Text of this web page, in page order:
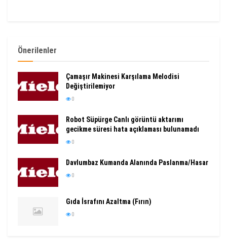
Önerilenler
Çamaşır Makinesi Karşılama Melodisi
Değiştirilemiyor
0
Robot Süpürge Canlı görüntü aktarımı
gecikme süresi hata açıklaması bulunamadı
0
Davlumbaz Kumanda Alanında Paslanma/Hasar
0
Gıda İsrafını Azaltma (Fırın)
0